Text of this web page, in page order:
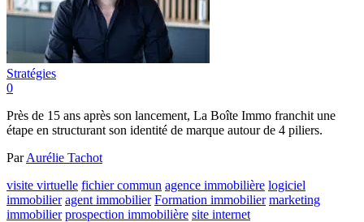
Stratégies
0
Près de 15 ans après son lancement, La Boîte Immo franchit une
étape en structurant son identité de marque autour de 4 piliers.
ParAurélie Tachot
visite virtuelle fichier commun agence immobilière logiciel
immobilier agent immobilier Formation immobilier marketing
immobilier prospection immobilière site internet